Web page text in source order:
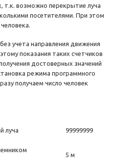
т.к. возможно перекрытие луча
посетителями. При этом
учета направления движения
показания таких счетчиков
достоверных значений
режима программного
получаем число человек
луча 99999999
5 м